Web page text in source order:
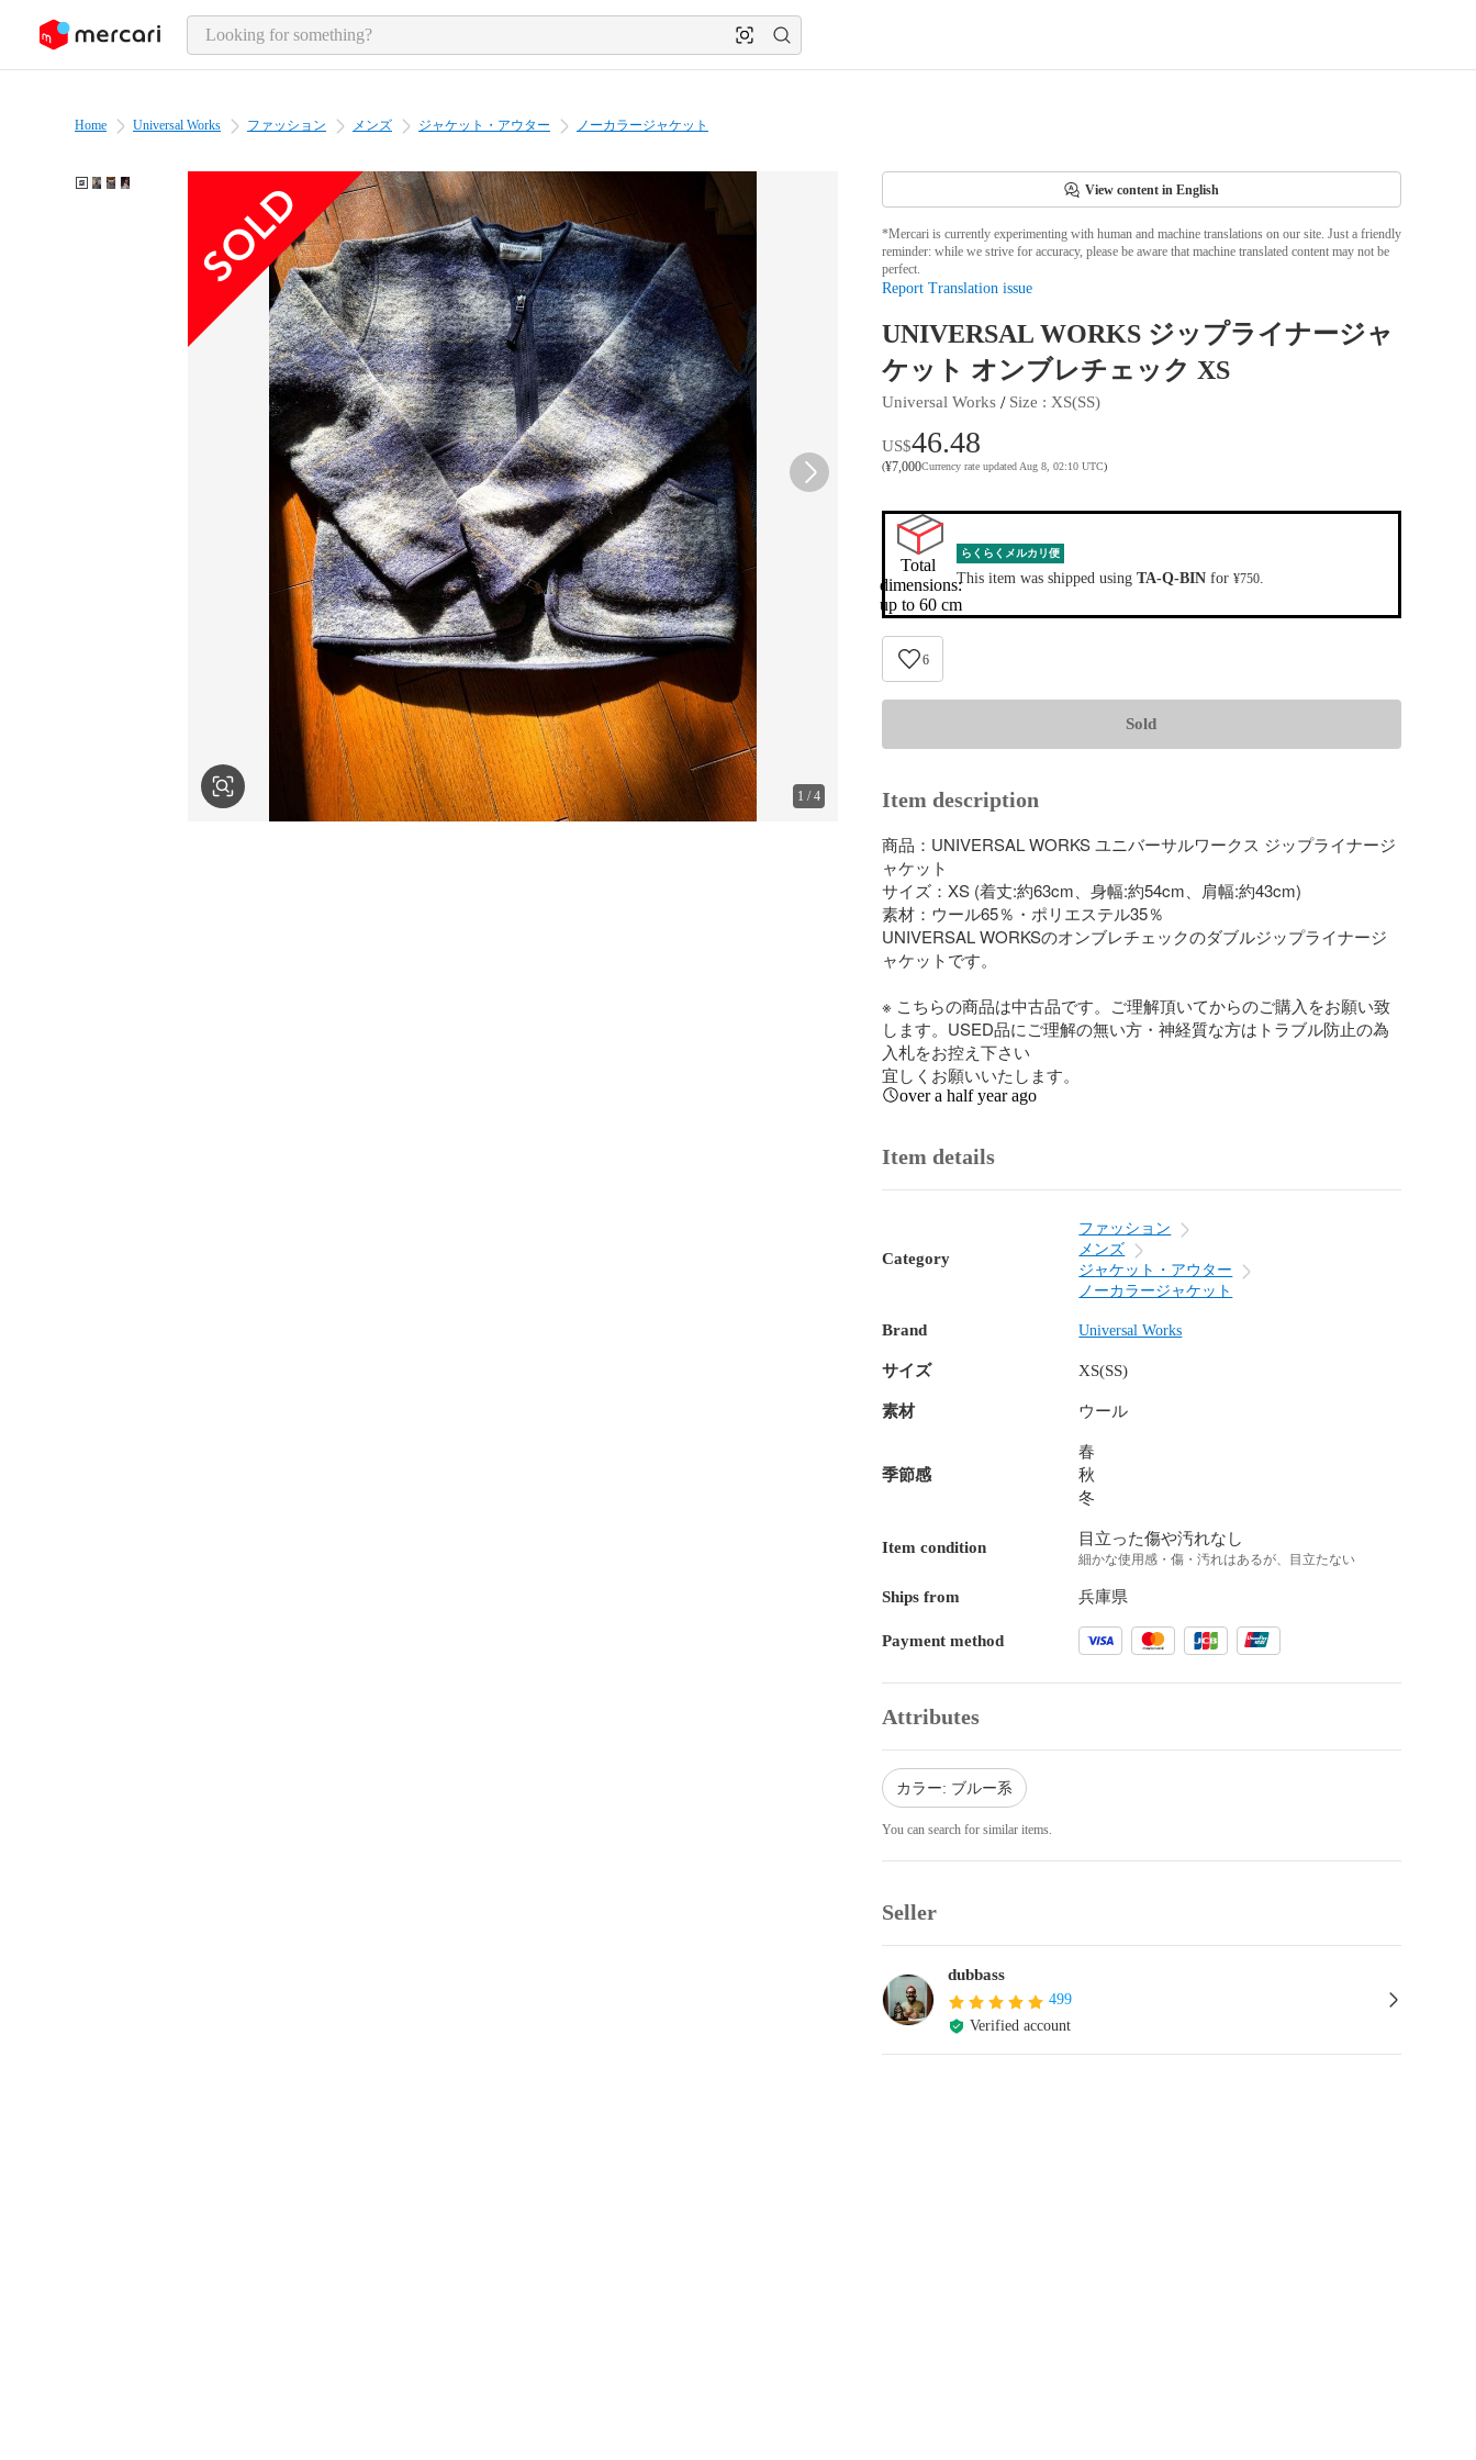
page content
Home Universal Works ファッション メンズ ジャケット・アウター ノーカラージャケット
1 /4
View content in English
*Mercari is currently experimenting with human and machine translations on our site. Just a friendly
reminder: while we strive for accuracy, please be aware that machine translated content may not be
perfect.
Report Translation issue
UNIVERSAL WORKS ジップライナージャ
ケット オンブレチェック XS
Universal Works / Size : XS(SS)
US$46.48
(¥7,000Currency rate updated Aug 8, 02:10 UTC)
Total
dimensions:
up to 60 cm
らくらくメルカリ便
This item was shipped using TA-Q-BINfor ¥750.
6
Sold
Item description
商品：UNIVERSAL WORKS ユニバーサルワークス ジップライナージ
ャケット
サイズ：XS (着丈:約63cm、身幅:約54cm、肩幅:約43cm)
素材：ウール65％・ポリエステル35％
UNIVERSAL WORKSのオンブレチェックのダブルジップライナージ
ャケットです。
※ こちらの商品は中古品です。ご理解頂いてからのご購入をお願い致
します。USED品にご理解の無い方・神経質な方はトラブル防止の為
入札をお控え下さい
宜しくお願いいたします。
over a half year ago
Item details
Category
ファッション
メンズ
ジャケット・アウター
ノーカラージャケット
Brand Universal Works
サイズ XS(SS)
素材 ウール
季節感
春
秋
冬
Item condition 目立った傷や汚れなし
細かな使用感・傷・汚れはあるが、目立たない
Ships from 兵庫県
Payment method
Attributes
カラー: ブルー系
You can search for similar items.
Seller
dubbass
499
Verified account